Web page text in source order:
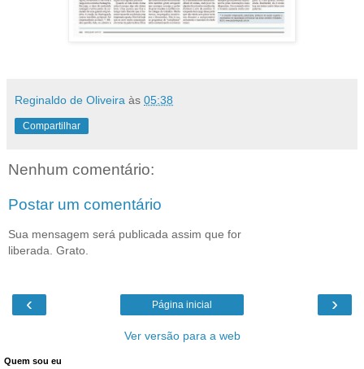
Reginaldo de Oliveira às 05:38
Compartilhar
Nenhum comentário:
Postar um comentário
Sua mensagem será publicada assim que for
liberada. Grato.
‹ ›
Página inicial
Ver versão para a web
Quem sou eu